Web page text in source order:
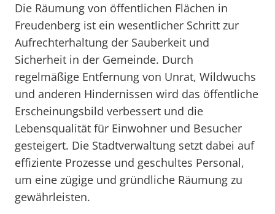
Die Räumung von öffentlichen Flächen in
Freudenberg ist ein wesentlicher Schritt zur
Aufrechterhaltung der Sauberkeit und
Sicherheit in der Gemeinde. Durch
regelmäßige Entfernung von Unrat, Wildwuchs
und anderen Hindernissen wird das öffentliche
Erscheinungsbild verbessert und die
Lebensqualität für Einwohner und Besucher
gesteigert. Die Stadtverwaltung setzt dabei auf
effiziente Prozesse und geschultes Personal,
um eine zügige und gründliche Räumung zu
gewährleisten.